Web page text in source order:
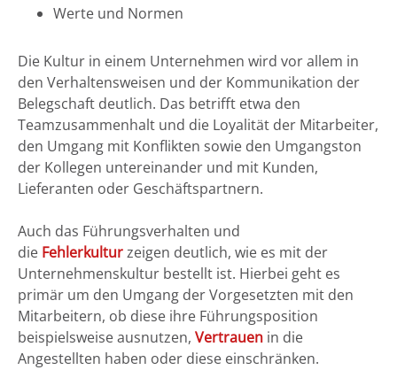
Werte und Normen
Die Kultur in einem Unternehmen wird vor allem in
den Verhaltensweisen und der Kommunikation der
Belegschaft deutlich. Das betrifft etwa den
Teamzusammenhalt und die Loyalität der Mitarbeiter,
den Umgang mit Konflikten sowie den Umgangston
der Kollegen untereinander und mit Kunden,
Lieferanten oder Geschäftspartnern.
Auch das Führungsverhalten und
die Fehlerkulturzeigen deutlich, wie es mit der
Unternehmenskultur bestellt ist. Hierbei geht es
primär um den Umgang der Vorgesetzten mit den
Mitarbeitern, ob diese ihre Führungsposition
beispielsweise ausnutzen, Vertrauen in die
Angestellten haben oder diese einschränken.